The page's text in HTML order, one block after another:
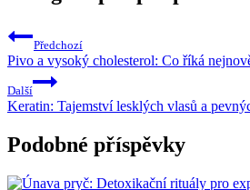
Předchozí
Pivo a vysoký cholesterol: Co říká
Další
Keratin: Tajemství lesklých vlasů a
Podobné příspěvky